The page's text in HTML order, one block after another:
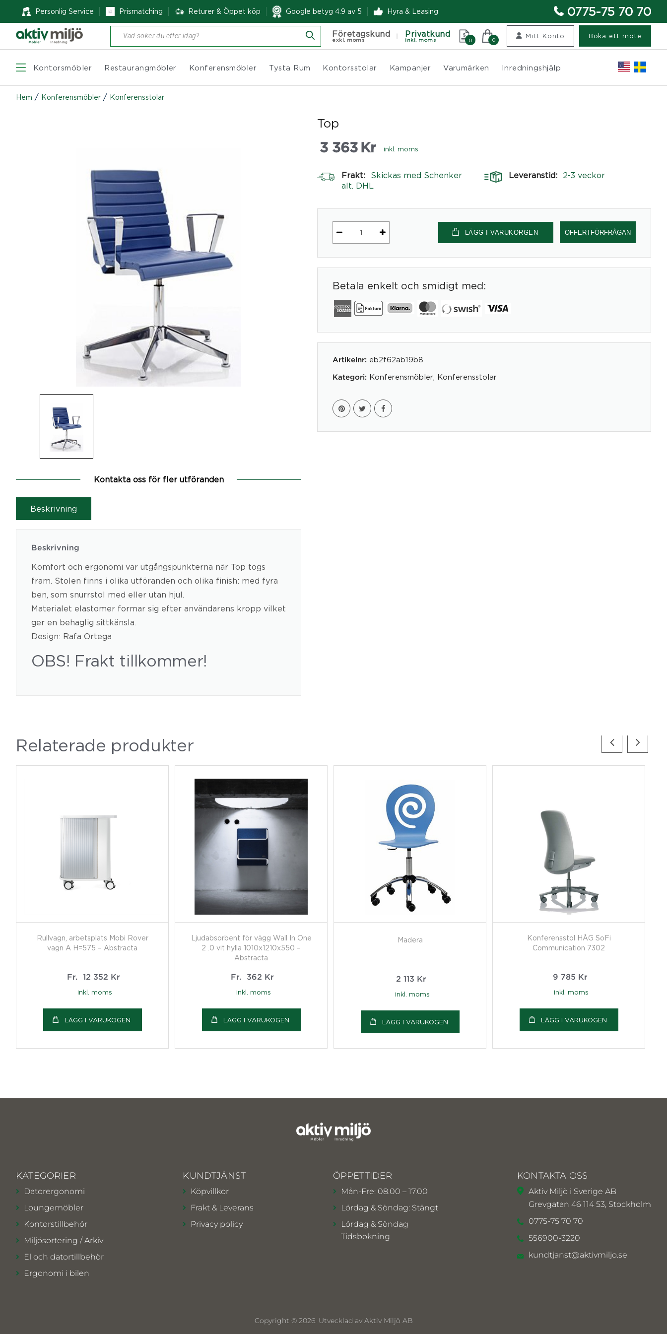
Personlig Service Prismatching Returer & Öppet köp Google betyg 4.9 av 5 Hyra & Leasing 0775-75 70 70
Produktsökning Företagskund
exkl. moms
Privatkund
inkl. moms 0 0
Mitt Konto Boka ett möte
Kontorsmöbler Restaurangmöbler Konferensmöbler Tysta Rum Kontorsstolar Kampanjer Varumärken Inredningshjälp
Hem / Konferensmöbler / Konferensstolar
Kontakta oss för fler utföranden
Beskrivning
Beskrivning
Komfort och ergonomi var utgångspunkterna när Top togs
fram. Stolen finns i olika utföranden och olika finish: med fyra
ben, som snurrstol med eller utan hjul.
Materialet elastomer formar sig efter användarens kropp vilket
ger en behaglig sittkänsla.
Design: Rafa Ortega
OBS! Frakt tillkommer!
Top
3 363 Kr inkl. moms
Frakt:
Skickas med Schenker
alt. DHL
Leveranstid: 2-3 veckor
LÄGG I VARUKORGEN OFFERTFÖRFRÅGAN
Betala enkelt och smidigt med:
Artikelnr: eb2f62ab19b8
Kategori: Konferensmöbler Konferensstolar
Relaterade produkter
Rullvagn, arbetsplats Mobi Rover
vagn A H=575 – Abstracta
Fr. 12 352 Kr
inkl. moms
LÄGG I VARUKOGEN
Ljudabsorbent för vägg Wall In One
2 .0 vit hylla 1010x1210x550 –
Abstracta
Fr. 362 Kr
inkl. moms
LÄGG I VARUKOGEN
Madera
2 113 Kr
inkl. moms
LÄGG I VARUKOGEN
Konferensstol HÅG SoFi
Communication 7302
9 785 Kr
inkl. moms
LÄGG I VARUKOGEN
KATEGORIER
Datorergonomi
Loungemöbler
Kontorstillbehör
Miljösortering / Arkiv
El och datortillbehör
Ergonomi i bilen
KUNDTJÄNST
Köpvillkor
Frakt & Leverans
Privacy policy
ÖPPETTIDER
Mån-Fre: 08.00 – 17.00
Lördag & Söndag: Stängt
Lördag & Söndag
Tidsbokning
KONTAKTA OSS
Aktiv Miljö i Sverige AB
Grevgatan 46 114 53, Stockholm
0775-75 70 70
556900-3220
kundtjanst@aktivmiljo.se
Copyright © 2026. Utvecklad av Aktiv Miljö AB